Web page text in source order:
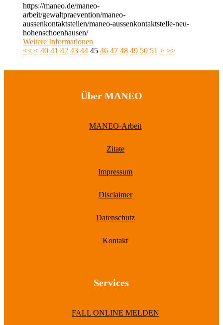
https://maneo.de/maneo-
arbeit/gewaltpraevention/maneo-
aussenkontaktstellen/maneo-aussenkontaktstelle-neu-
hohenschoenhausen/
Weitere Informationen
<< < 40 41 42 43 44 45 46 47 48 49 50 51 > >>
Über MANEO
MANEO-Arbeit
Zitate
Impressum
Disclaimer
Datenschutz
Kontakt
Services
FALL ONLINE MELDEN